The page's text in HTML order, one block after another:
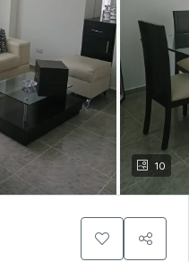
10